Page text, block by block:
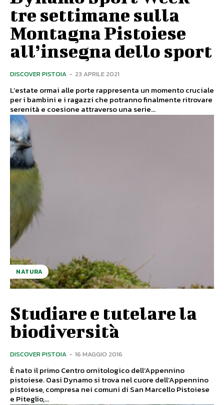
tre settimane sulla
Montagna Pistoiese
all’insegna dello sport
DISCOVER PISTOIA - 23 APRILE 2021
L’estate ormai alle porte rappresenta un momento cruciale
per i bambini e i ragazzi che potranno finalmente ritrovare
serenità e coesione attraverso una serie...
NATURA
Studiare e tutelare la
biodiversità
DISCOVER PISTOIA - 16 MAGGIO 2016
È nato il primo Centro ornitologico dell’Appennino
pistoiese. Oasi Dynamo si trova nel cuore dell’Appennino
pistoiese, compresa nei comuni di San Marcello Pistoiese
e Piteglio,...